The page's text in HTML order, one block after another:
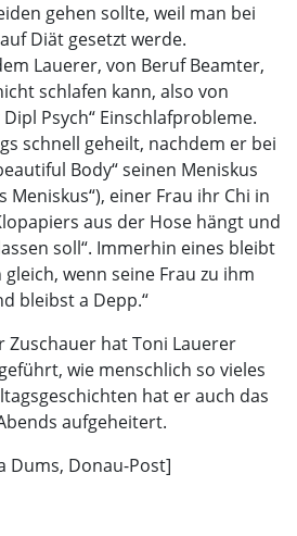
gehen sollte, weil man bei
Diät gesetzt werde.
Lauerer, von Beruf Beamter,
schlafen kann, also von
Psych“ Einschlafprobleme.
schnell geheilt, nachdem er bei
Body“ seinen Meniskus
Meniskus“), einer Frau ihr Chi in
aus der Hose hängt und
soll“. Immerhin eines bleibt
wenn seine Frau zu ihm
bleibst a Depp.“
Zuschauer hat Toni Lauerer
wie menschlich so vieles
hat er auch das
aufgeheitert.
Dums, Donau-Post]